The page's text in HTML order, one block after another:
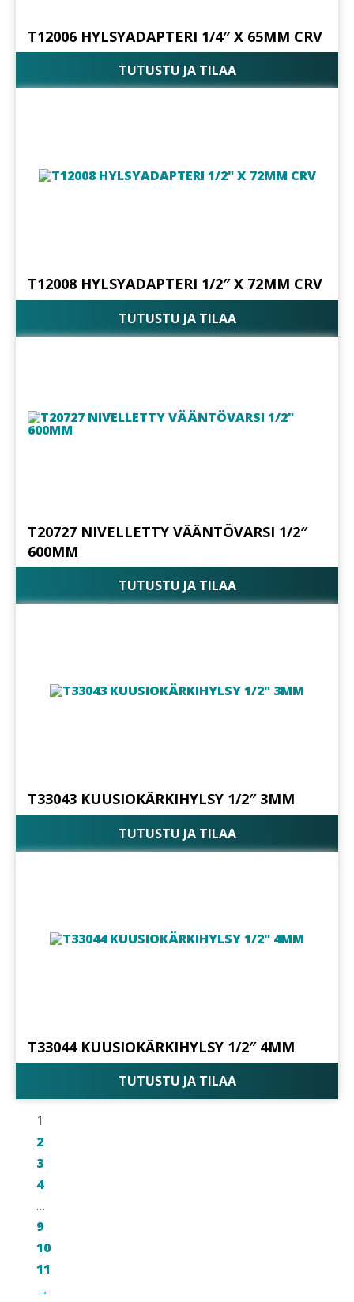
T12006 HYLSYADAPTERI 1/4″ X 65MM CRV
TUTUSTU JA TILAA
T12008 HYLSYADAPTERI 1/2″ X 72MM CRV
TUTUSTU JA TILAA
T20727 NIVELLETTY VÄÄNTÖVARSI 1/2″
600MM
TUTUSTU JA TILAA
T33043 KUUSIOKÄRKIHYLSY 1/2″ 3MM
TUTUSTU JA TILAA
T33044 KUUSIOKÄRKIHYLSY 1/2″ 4MM
TUTUSTU JA TILAA
1
2
3
4
…
9
10
11
→